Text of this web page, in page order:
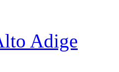
Adige